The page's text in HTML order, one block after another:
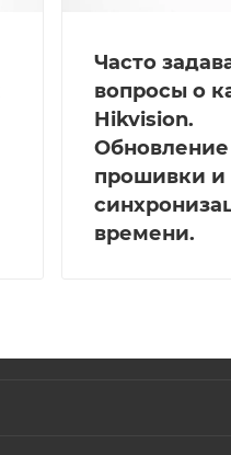
Часто
вопросы о
Hikvision.
Обновление
прошивки и
времени.